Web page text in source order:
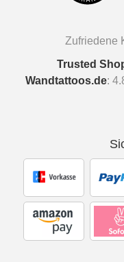
Zufriedene
Trusted
Wandtattoos.de: